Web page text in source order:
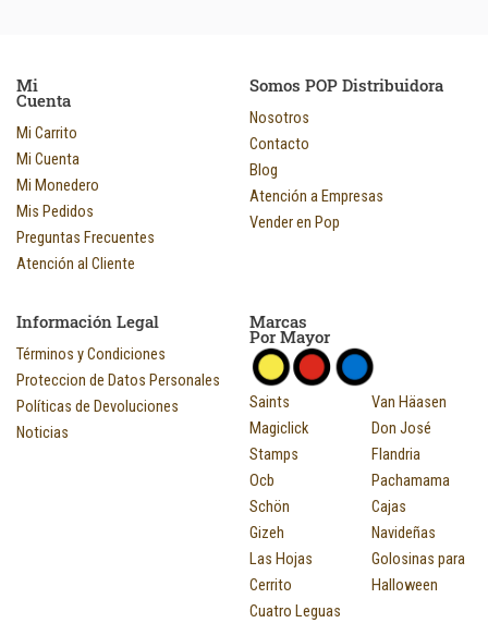
Mi
Cuenta
Mi Carrito
Mi Cuenta
Mi Monedero
Mis Pedidos
Preguntas Frecuentes
Atención al Cliente
Somos POP Distribuidora
Nosotros
Contacto
Blog
Atención a Empresas
Vender en Pop
Información Legal
Términos y Condiciones
Proteccion de Datos Personales
Políticas de Devoluciones
Noticias
Marcas
Por Mayor
Saints
Magiclick
Stamps
Ocb
Schön
Gizeh
Las Hojas
Cerrito
Cuatro Leguas
Van Häasen
Don José
Flandria
Pachamama
Cajas
Navideñas
Golosinas para
Halloween